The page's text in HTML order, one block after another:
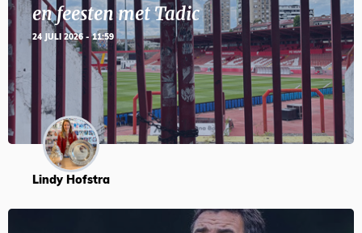
en feesten met Tadic
24 JULI 2026 - 11:59
Lindy Hofstra